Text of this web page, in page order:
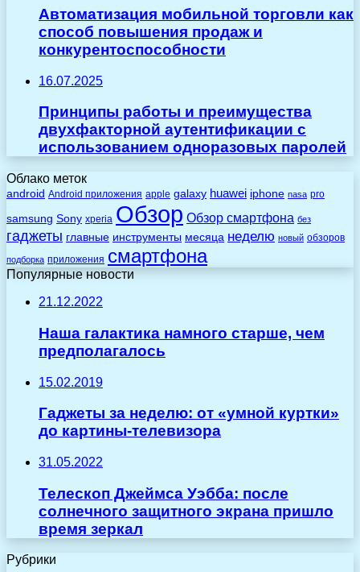
Автоматизация мобильной торговли как
способ повышения продаж и
конкурентоспособности
16.07.2025
Принципы работы и преимущества
двухфакторной аутентификации с
использованием одноразовых паролей
Облако меток
android Android приложения apple galaxy huawei iphone nasa pro
samsung Sony xperia Обзор Обзор смартфона без
гаджеты главные инструменты месяца неделю новый обзоров
подборка приложения смартфона
Популярные новости
21.12.2022
Наша галактика намного старше, чем
предполагалось
15.02.2019
Гаджеты за неделю: от «умной куртки»
до картины-телевизора
31.05.2022
Телескоп Джеймса Уэбба: после
солнечного защитного экрана пришло
время зеркал
Рубрики